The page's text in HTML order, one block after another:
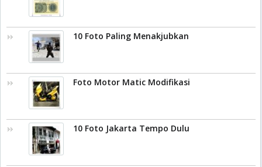
10 Foto Paling Menakjubkan
Foto Motor Matic Modifikasi
10 Foto Jakarta Tempo Dulu